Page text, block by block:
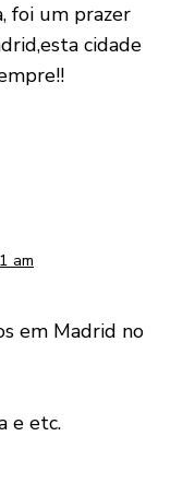
foi um prazer
cidade
am
em Madrid no
e etc.